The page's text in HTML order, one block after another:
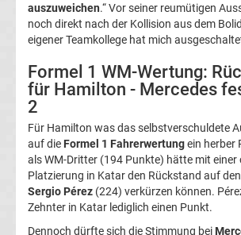
League
Europa
League
Tabelle
Europa
auszuweichen.“ Vor seiner reumütigen
noch direkt nach der Kollision aus dem
eigener Teamkollege hat mich
Formel 1 WM-Wertung:
für Hamilton - Mercedes
2
Für Hamilton was das selbstverschuldete
auf die Formel 1 Fahrerwertungein herber
als WM-Dritter (194 Punkte) hätte mit einer
Platzierung in Katar den Rückstand auf
Sergio Pérez (224) verkürzen können.
Zehnter in Katar lediglich einen Punkt.
Dennoch dürfte sich die Stimmung bei